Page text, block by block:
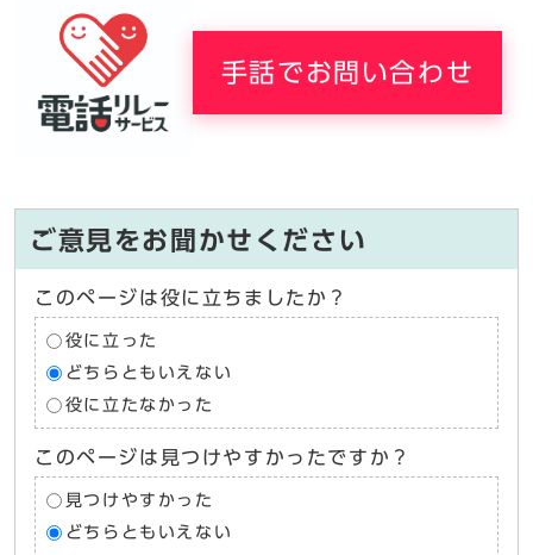
手話でお問い合わせ
ご意見をお聞かせください
このページは役に立ちましたか？
役に立った
どちらともいえない
役に立たなかった
このページは見つけやすかったですか？
見つけやすかった
どちらともいえない